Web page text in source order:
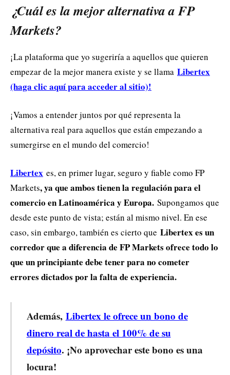
¿Cuál es la mejor alternativa a FP
Markets?
¡La plataforma que yo sugeriría a aquellos que quieren
empezar de la mejor manera existe y se llama Libertex
(haga clic aquí para acceder al sitio)!
¡Vamos a entender juntos por qué representa la
alternativa real para aquellos que están empezando a
sumergirse en el mundo del comercio!
Libertex es, en primer lugar, seguro y fiable como FP
Markets, ya que ambos tienen la regulación para el
comercio en Latinoamérica y Europa. Supongamos que
desde este punto de vista; están al mismo nivel. En ese
caso, sin embargo, también es cierto que Libertex es un
corredor que a diferencia de FP Markets ofrece todo lo
que un principiante debe tener para no cometer
errores dictados por la falta de experiencia.
Además, Libertex le ofrece un bono de
dinero real de hasta el 100% de su
depósito. ¡No aprovechar este bono es una
locura!